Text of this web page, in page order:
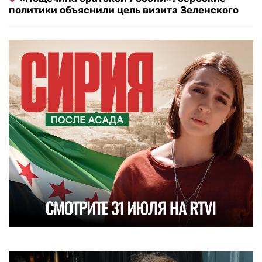
политики объяснили цель визита Зеленского